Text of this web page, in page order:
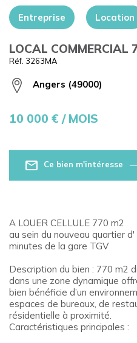
+
Entreprise Location
LOCAL COMMERCIAL
Réf. 3263MA
Angers (49000)
10 000 € / MOIS
Ce bien m'intéresse
A LOUER CELLULE 770 m2
au sein du nouveau quartier
minutes de la gare TGV
Description du bien : 770 m2
dans une zone dynamique
bien bénéficie d’un
espaces de bureaux, de
résidentielle à proximité.
Caractéristiques principales :